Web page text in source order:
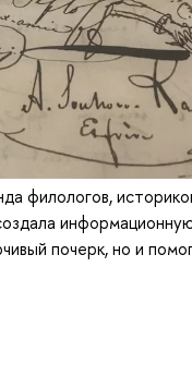
филологов,
почерк, но и